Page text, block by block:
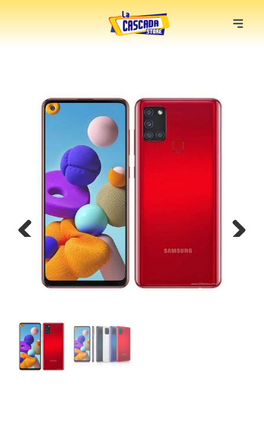
Previous